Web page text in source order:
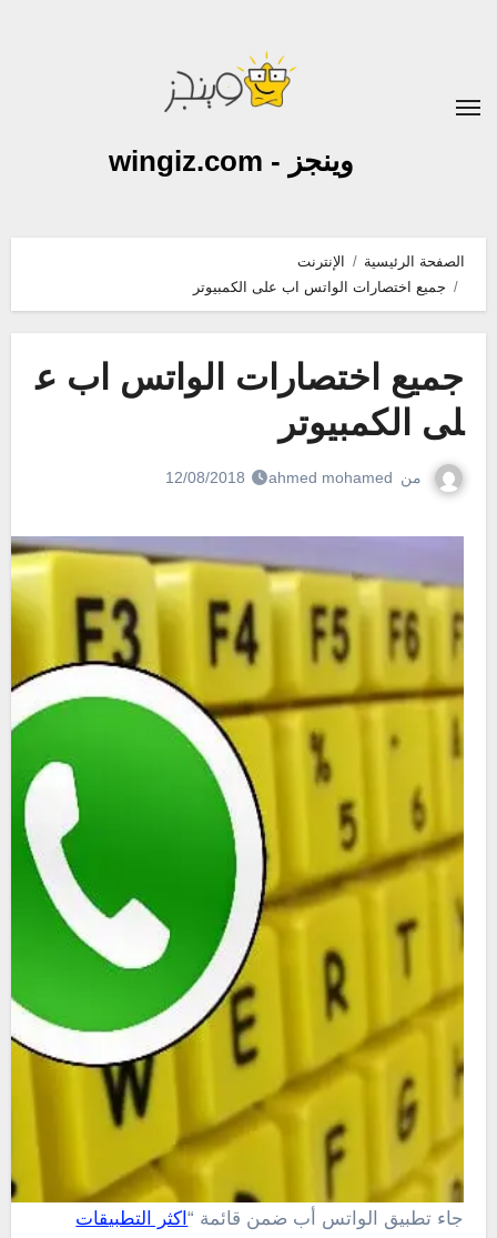
وينجز - wingiz.com
الصفحة الرئيسية
الإنترنت
جميع اختصارات الواتس اب على الكمبيوتر
جميع اختصارات الواتس اب ع
لى الكمبيوتر
من ahmed mohamed
12/08/2018
جاء تطبيق الواتس أب ضمن قائمة “اكثر التطبيقات